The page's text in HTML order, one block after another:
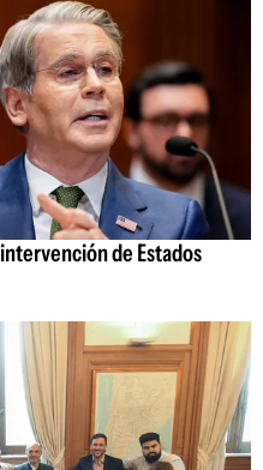
de Estados